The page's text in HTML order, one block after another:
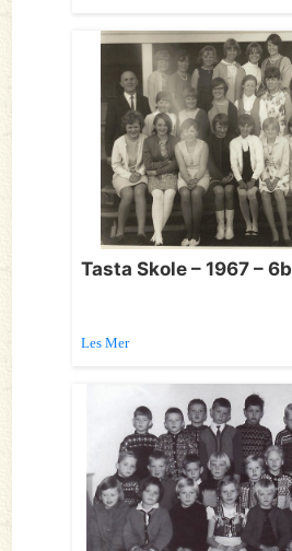
Tasta Skole – 1967 – 6b
Les Mer